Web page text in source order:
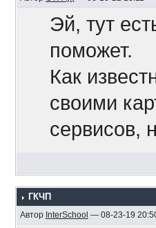
Путин
Эй, тут
поможет.
Как
своими
сервисов,
Pixiv
хочется.
ГКЧП
Автор InterSchool — 08-23-19